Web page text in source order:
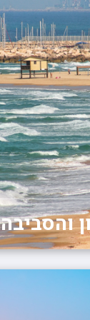
והסביבה